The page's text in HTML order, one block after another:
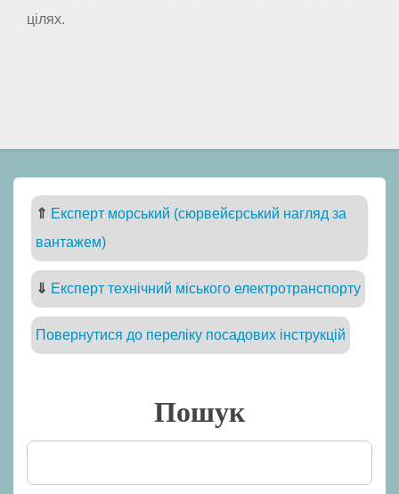
цілях.
⇑ Експерт морський (сюрвейєрський нагляд за
вантажем)
⇓ Експерт технічний міського електротранспорту
Повернутися до переліку посадових інструкцій
Пошук